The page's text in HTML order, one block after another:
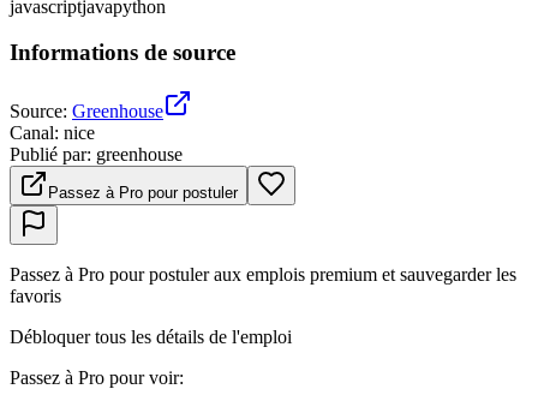
javascriptjavapython
Informations de source
Source: Greenhouse
Canal: nice
Publié par: greenhouse
Passez à Pro pour postuler
Passez à Pro pour postuler aux emplois premium et sauvegarder les
favoris
Débloquer tous les détails de l'emploi
Passez à Pro pour voir: